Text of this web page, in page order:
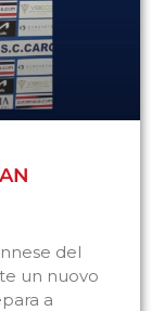
del
un nuovo
a